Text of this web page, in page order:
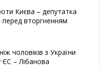
Києва – депутатка
перед вторгненням
чоловіків з України
ЄС – Лібанова